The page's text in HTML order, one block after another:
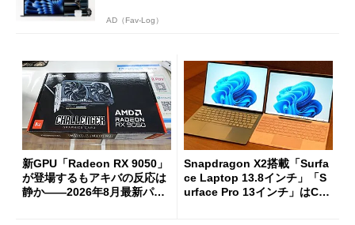
AD（Fav-Log）
新GPU「Radeon RX 9050」
が登場するもアキバの反応は
静か――2026年8月最新パー
Snapdragon X2搭載「Surfa
ce Laptop 13.8インチ」「S
urface Pro 13インチ」はCop